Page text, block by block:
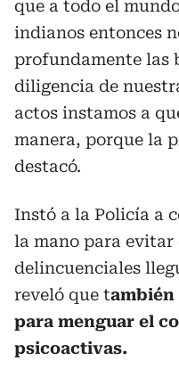
que a todo el
indianos entonces
profundamente las
diligencia de
actos instamos a
manera, porque la
destacó.
Instó a la Policía a
la mano para evitar
delincuenciales
reveló que también
para menguar el
psicoactivas.